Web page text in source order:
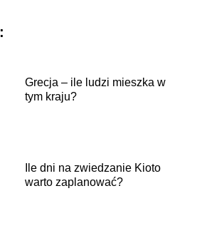
Grecja – ile ludzi mieszka w
tym kraju?
Ile dni na zwiedzanie Kioto
warto zaplanować?